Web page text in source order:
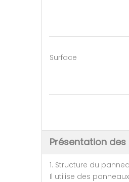
Surface
Présentation
1. Structure du
Il utilise des